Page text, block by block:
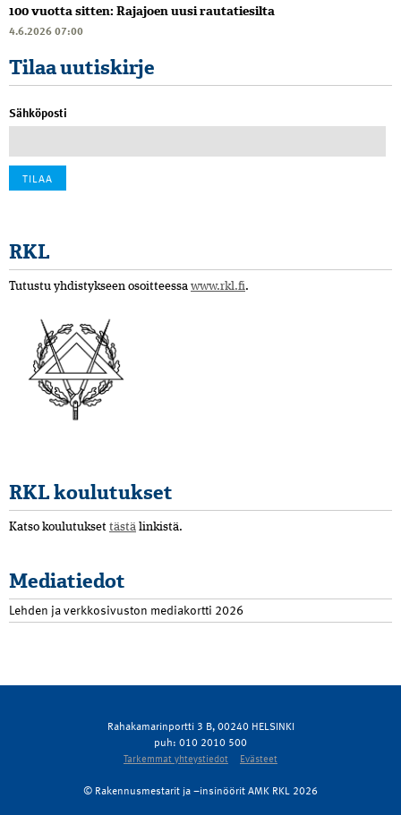
100 vuotta sitten: Rajajoen uusi rautatiesilta
4.6.2026 07:00
Tilaa uutiskirje
Sähköposti
RKL
Tutustu yhdistykseen osoitteessa www.rkl.fi.
RKL koulutukset
Katso koulutukset tästä linkistä.
Mediatiedot
Lehden ja verkkosivuston mediakortti 2026
Rahakamarinportti 3 B, 00240 HELSINKI
puh: 010 2010 500
Tarkemmat yhteystiedot Evästeet
© Rakennusmestarit ja –insinöörit AMK RKL 2026